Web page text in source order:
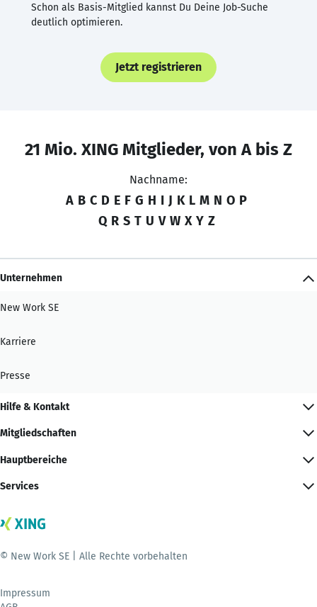
Schon als Basis-Mitglied kannst Du Deine Job-Suche
deutlich optimieren.
Jetzt registrieren
21 Mio. XING Mitglieder, von A bis Z
Nachname:
A B C D E F G H I J K L M N O P
Q R S T U V W X Y Z
Unternehmen
New Work SE
Karriere
Presse
Hilfe & Kontakt
Mitgliedschaften
Hauptbereiche
Services
© New Work SE | Alle Rechte vorbehalten
Impressum